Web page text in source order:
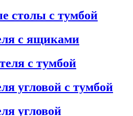
столы с тумбой
с ящиками
с тумбой
угловой с тумбой
угловой